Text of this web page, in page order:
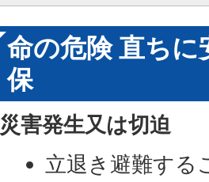
命の危険 直ちに
保
災害発生又は切迫
立退き避難する